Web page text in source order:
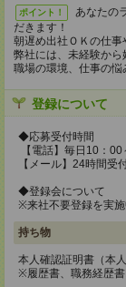
ポイント！
あなたの
だきます！
朝遅め出社ＯＫの仕事
弊社には、未経験から
職場の環境、仕事の悩
登録について
◆応募受付時間
【電話】毎日10：
【メール】24時間受
◆登録会について
※来社不要登録を実施
持ち物
本人確認証明書（本
※履歴書、職務経歴書